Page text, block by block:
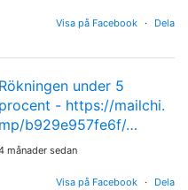
Visa på Facebook · Dela
Rökningen under 5
procent - https://mailchi.
mp/b929e957fe6f/…
månader sedan
Visa på Facebook · Dela